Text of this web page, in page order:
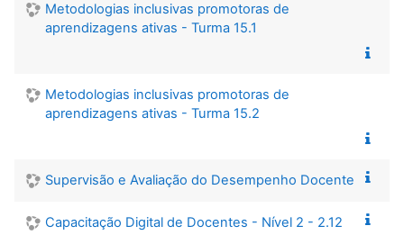
Metodologias inclusivas promotoras de
aprendizagens ativas - Turma 15.1
Metodologias inclusivas promotoras de
aprendizagens ativas - Turma 15.2
Supervisão e Avaliação do Desempenho Docente
Capacitação Digital de Docentes - Nível 2 - 2.12